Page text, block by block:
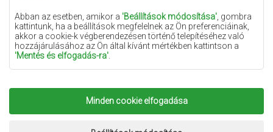
Abban az esetben, amikor a 'Beállítások módosítása' , gombra
kattintunk, ha a beállítások megfelelnek az Ön preferenciáinak,
akkor a cookie-k végberendezésen történő telepítéséhez való
hozzájárulásához az Ön által kívánt mértékben kattintson a
'Mentés és elfogadás-ra'
az adatkezelés alapja a személyes adatok kezelőjének
(Szonyegekchemex) vagy harmadik feleknek a jogos érdeke,
amely a weboldalon nyújtott magas színvonalú szolgáltatások
nyújtásában, valamint a személyes adatok kezelőjének és
Minden cookie elfogadása
Terrakotta szőnyegek
Zöld szőnyegek
Arany szőnyegek
Copyright 2022Szonyegek chemex.